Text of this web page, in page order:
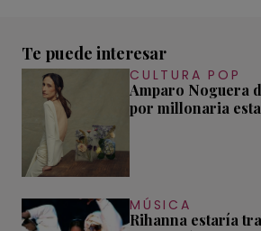
Te puede interesar
CULTURA POP
Amparo Noguera
por millonaria
MÚSICA
Rihanna estaría